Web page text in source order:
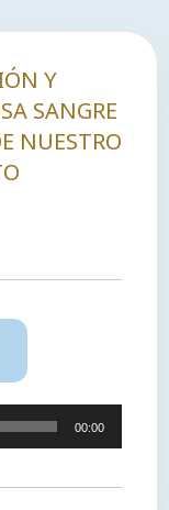
Y
SANGRE
NUESTRO
00:00